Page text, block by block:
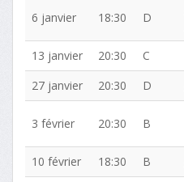
6 janvier 18:30 D
13 janvier 20:30 C
27 janvier 20:30 D
3 février 20:30 B
10 février 18:30 B